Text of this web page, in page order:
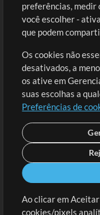
Conteúdo Grátis
Solicite uma Música
Extras
Sessões
Envie seu conteúdo
Playlist
MT Conference
preferências, medir
você escolher -
que podem
Os cookies não
desativados, a
os ative em
suas escolhas a
Preferências de
Ao clicar em
cookies/pixels